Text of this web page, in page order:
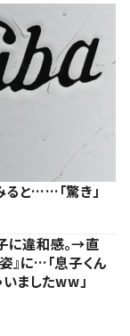
と……「驚き」
に違和感。→直
』に…「息子くん
ましたww」